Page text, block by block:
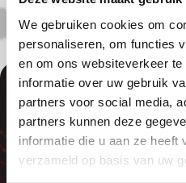
We gebruiken cookies om
personaliseren, om functies
en om ons websiteverkeer
informatie over uw gebruik
partners voor social media,
partners kunnen deze
informatie die u aan ze heeft
verzameld op basis van uw